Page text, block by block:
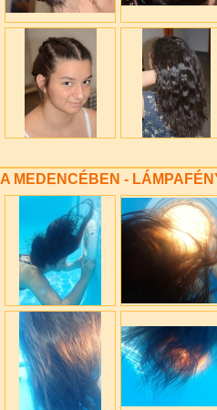
A MEDENCÉBEN -